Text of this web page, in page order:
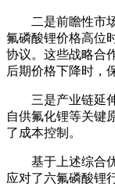
二是前瞻性市
氟磷酸锂价格高位
协议。这些战略合
后期价格下降时，
三是产业链延
自供氟化锂等关键
了成本控制。
基于上述综合
应对了六氟磷酸锂